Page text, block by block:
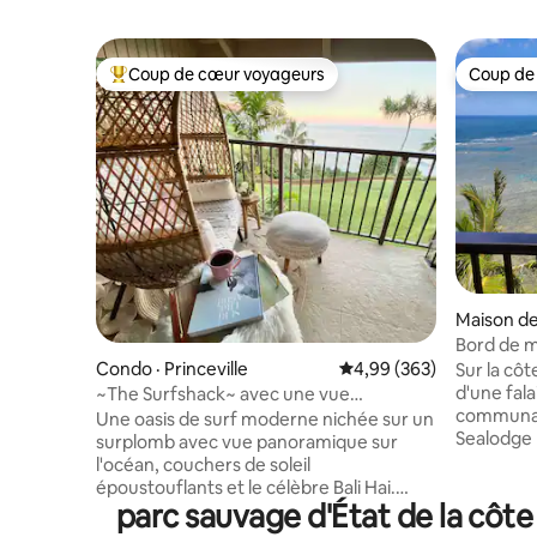
Coup de cœur voyageurs parmi les plus aimés
Coup de cœur voyageurs
Condo · Princeville Note moyenne de 4,99
4,99 (363)
~The Surfshack~ avec une vue
époustouflante sur l'océan !!
Une oasis de surf moderne nichée sur un
surplomb avec vue panoramique sur
l'océan, couchers de soleil
époustouflants et le célèbre Bali Hai.
Nous avons été présentés dans le
Coup
Coup
Maison
ville
Bord de
-
Sur la
d'une
privé d'angle. Profitez
et
parc sauvage d'État de la